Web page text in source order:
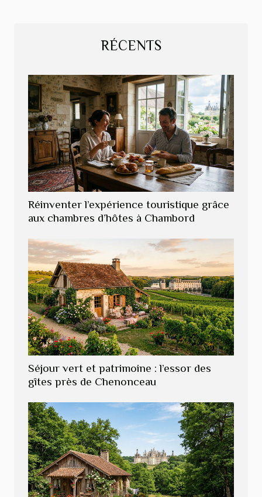
RÉCENTS
Réinventer l’expérience touristique grâce
aux chambres d’hôtes à Chambord
Séjour vert et patrimoine : l’essor des
gîtes près de Chenonceau